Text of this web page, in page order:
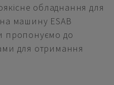
обладнання для
на машину ESAB
пропонуємо до
для отримання